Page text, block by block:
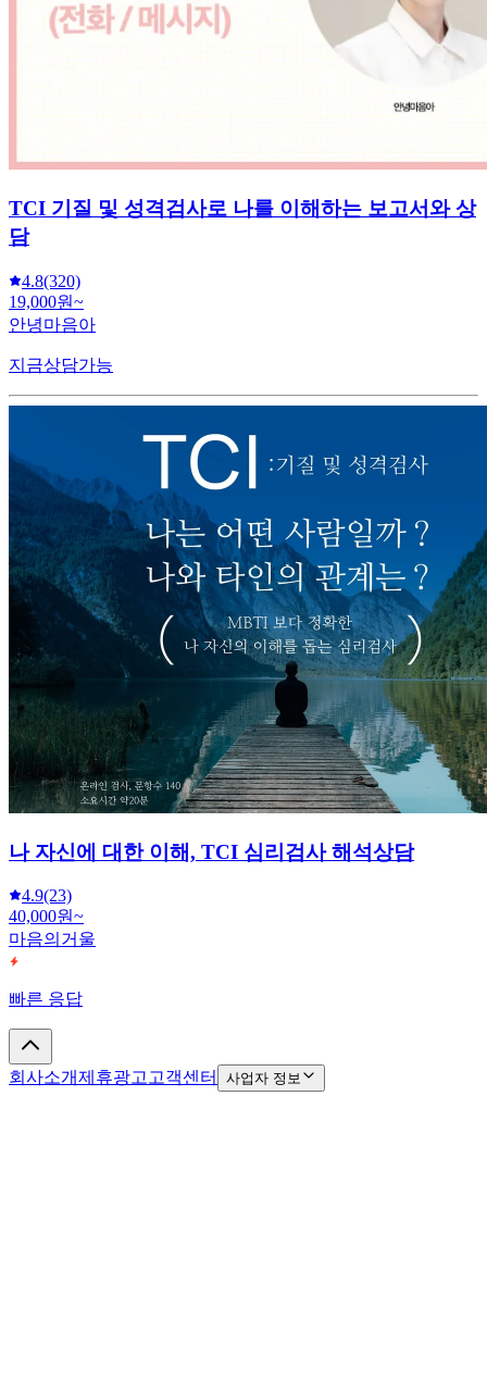
TCI 기질 및 성격검사로 나를 이해하는 보고서와 상
담
4.8(320)
19,000원~
안녕마음아
지금상담가능
나 자신에 대한 이해, TCI 심리검사 해석상담
4.9(23)
40,000원~
마음의거울
빠른 응답
회사소개제휴광고 고객센터 사업자 정보